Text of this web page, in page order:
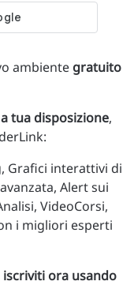
ambiente gratuito
tua disposizione,
Grafici interattivi di
Alert sui
VideoCorsi,
i migliori esperti
iscriviti ora usando